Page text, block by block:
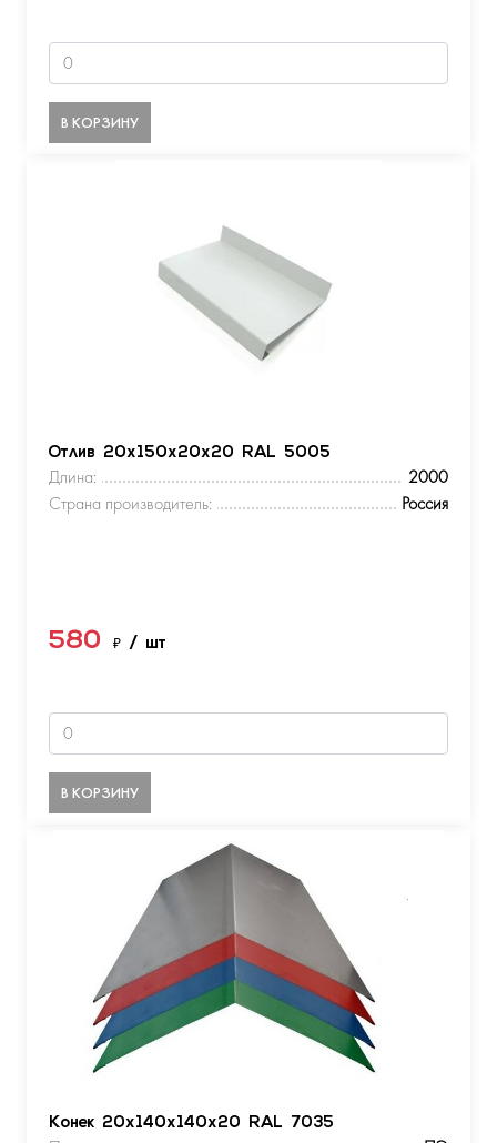
В КОРЗИНУ
Отлив 20х150х20х20 RAL 5005
Длина:
2000
Страна производитель:
Россия
580 ₽ / шт
В КОРЗИНУ
Конек 20х140х140х20 RAL 7035